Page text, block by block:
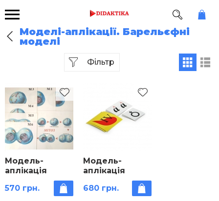
Моделі-аплікації. Барельєфні
моделі
Фільтр
Модель-
аплікація
Схема Мітозу
570 грн.
Модель-
аплікація
Генетика груп
крові
680 грн.